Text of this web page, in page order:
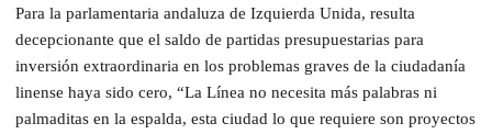
Para la parlamentaria andaluza de Izquierda Unida, resulta
decepcionante que el saldo de partidas presupuestarias para
inversión extraordinaria en los problemas graves de la ciudadanía
linense haya sido cero, “La Línea no necesita más palabras ni
palmaditas en la espalda, esta ciudad lo que requiere son proyectos